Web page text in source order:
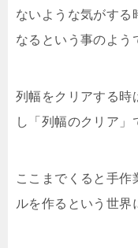
ないような気がする
なるという事のよう
列幅をクリアする
し「列幅のクリア」
ここまでくると手
ルを作るという世界